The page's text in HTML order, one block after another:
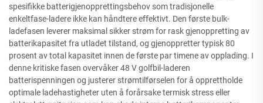
spesifikke batterigjenopprettingsbehov som tradisjonelle
enkeltfase-ladere ikke kan håndtere effektivt. Den første bulk-
ladefasen leverer maksimal sikker strøm for rask gjenoppretting av
batterikapasitet fra utladet tilstand, og gjenoppretter typisk 80
prosent av total kapasitet innen de første par timene av opplading. I
denne kritiske fasen overvåker 48 V golfbil-laderen
batterispenningen og justerer strømtilførselen for å opprettholde
optimale ladehastigheter uten å forårsake termisk stress eller